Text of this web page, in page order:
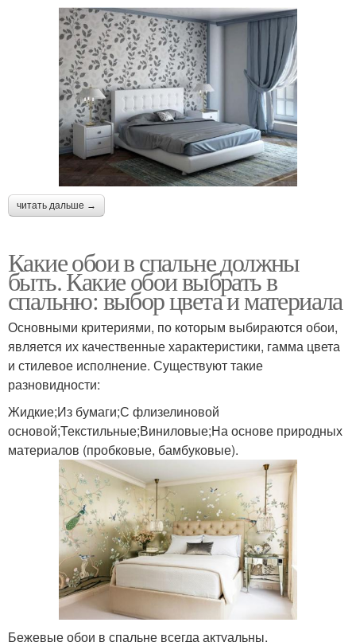
читать дальше →
Какие обои в спальне должны
быть. Какие обои выбрать в
спальню: выбор цвета и материала
Основными критериями, по которым выбираются обои,
является их качественные характеристики, гамма цвета
и стилевое исполнение. Существуют такие
разновидности:
Жидкие;Из бумаги;С флизелиновой
основой;Текстильные;Виниловые;На основе природных
материалов (пробковые, бамбуковые).
Бежевые обои в спальне всегда актуальны.